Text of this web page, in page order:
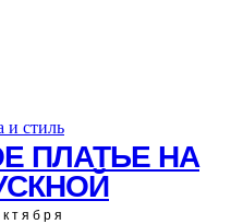
и стиль
ПЛАТЬЕ НА